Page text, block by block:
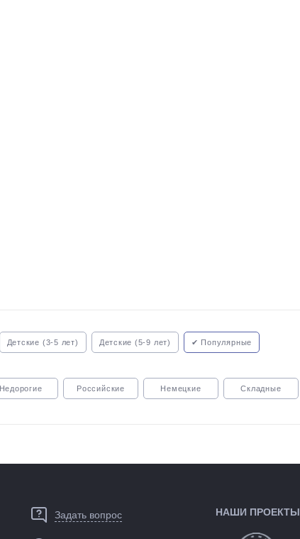
Детские (3-5 лет) Детские (5-9 лет) ✔ Популярные
Недорогие Российские Немецкие Складные
Задать вопрос НАШИ ПРОЕКТЫ